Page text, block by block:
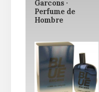
Garcons ·
Perfume de
Hombre